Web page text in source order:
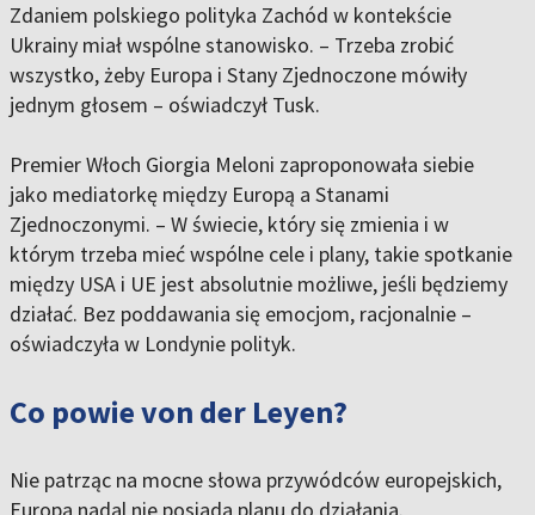
Zdaniem polskiego polityka Zachód w kontekście
Ukrainy miał wspólne stanowisko. – Trzeba zrobić
wszystko, żeby Europa i Stany Zjednoczone mówiły
jednym głosem – oświadczył Tusk.
Premier Włoch Giorgia Meloni zaproponowała siebie
jako mediatorkę między Europą a Stanami
Zjednoczonymi. – W świecie, który się zmienia i w
którym trzeba mieć wspólne cele i plany, takie spotkanie
między USA i UE jest absolutnie możliwe, jeśli będziemy
działać. Bez poddawania się emocjom, racjonalnie –
oświadczyła w Londynie polityk.
Co powie von der Leyen?
Nie patrząc na mocne słowa przywódców europejskich,